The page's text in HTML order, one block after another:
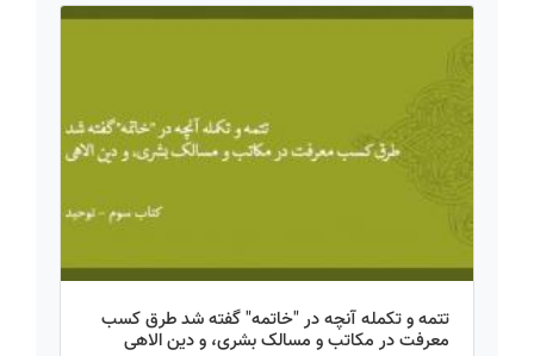
تتمه و تکمله آنچه در "خاتمه" گفته شد طرق کسب
معرفت در مکاتب و مسالک بشری، و دین الاهی